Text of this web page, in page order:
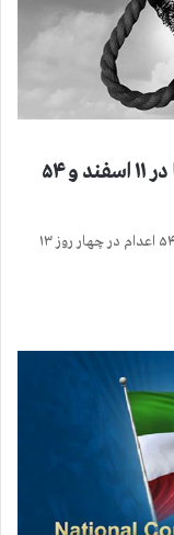
کشتار بیرحمانه زندانیان، ۲۷ اعدام تنها در ۱۱ اسفند و ۵۴
کشتار بیرحمانه زندانیان، ۲۷ اعدام تنها در ۱۱ اسفند و ۵۴ اعدام در چهار روز ۱۳